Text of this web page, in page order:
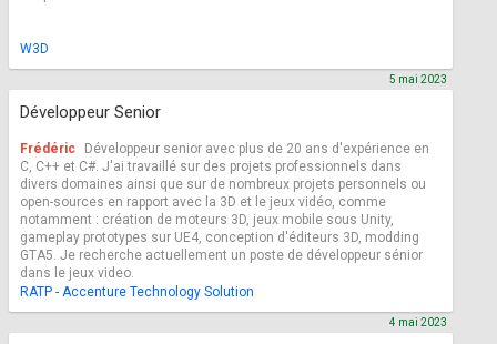
W3D
Développeur Senior
5 mai 2023
Frédéric
Développeur senior avec plus de 20 ans d'expérience en
C, C++ et C#. J'ai travaillé sur des projets professionnels dans
divers domaines ainsi que sur de nombreux projets personnels ou
open-sources en rapport avec la 3D et le jeux vidéo, comme
notamment : création de moteurs 3D, jeux mobile sous Unity,
gameplay prototypes sur UE4, conception d'éditeurs 3D, modding
GTA5. Je recherche actuellement un poste de développeur sénior
dans le jeux video.
RATP - Accenture Technology Solution
4 mai 2023